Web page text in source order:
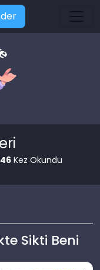
Kez Okundu
Sikti Beni